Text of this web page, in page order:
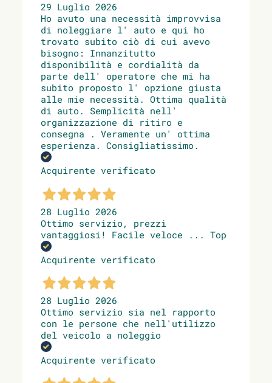
29 Luglio 2026
Ho avuto una necessità improvvisa
di noleggiare l' auto e qui ho
trovato subito ciò di cui avevo
bisogno: Innanzitutto
disponibilità e cordialità da
parte dell' operatore che mi ha
subito proposto l' opzione giusta
alle mie necessità. Ottima qualità
di auto. Semplicità nell'
organizzazione di ritiro e
consegna . Veramente un' ottima
esperienza. Consigliatissimo.
Acquirente verificato
28 Luglio 2026
Ottimo servizio, prezzi
vantaggiosi! Facile veloce ... Top
Acquirente verificato
28 Luglio 2026
Ottimo servizio sia nel rapporto
con le persone che nell'utilizzo
del veicolo a noleggio
Acquirente verificato